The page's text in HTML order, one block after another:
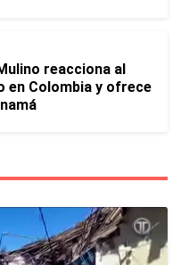
reacciona al
en Colombia y ofrece